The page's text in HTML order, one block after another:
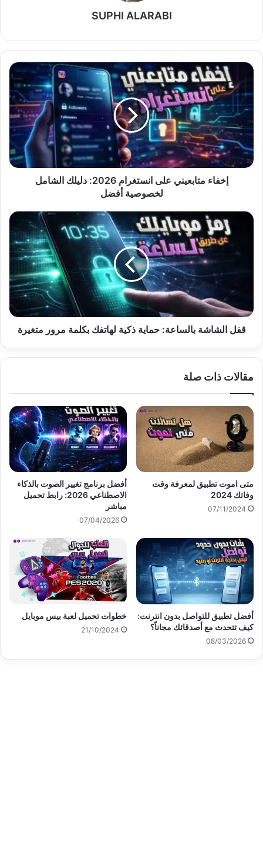
SUPHI ALARABI
إخفاء
متابعيني
على
انستغرام
2026:
دليلك
الشامل
لخصوصية
أفضل
إخفاء متابعيني على انستغرام 2026: دليلك الشامل
لخصوصية أفضل
قفل
الشاشة
بالساعة:
حماية
متغيرة
قفل الشاشة بالساعة: حماية ذكية لهاتفك بكلمة مرور متغيرة
مقالات ذات صلة
متى اموت تطبيق لمعرفة وقت
وفاتك 2024
07/11/2024
أفضل برنامج تغيير الصوت بالذكاء
الاصطناعي 2026: رابط تحميل
مباشر
07/04/2026
أفضل تطبيق للتواصل بدون انترنت:
كيف تتحدث مع أصدقائك مجاناً؟
08/03/2026
خطوات تحميل لعبة بيس موبايل
21/10/2024